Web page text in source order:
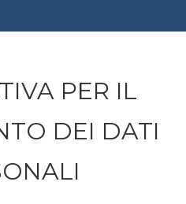
PER IL
DEI DATI